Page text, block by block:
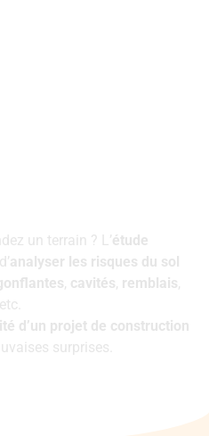
un terrain ? L’étude
analyser les risques du sol
, cavités, remblais,
etc.
d’un projet de construction
surprises.